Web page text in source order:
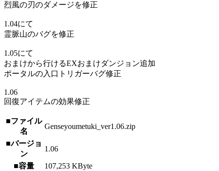
烈風の刃のダメージを修正
1.04にて
霊脈山のバグを修正
1.05にて
おまけから行けるEXおまけダンジョン追加
ポータルの入口トリガーバグ修正
1.06
回復アイテムの効果修正
■ファイル
名
Genseyoumetuki_ver1.06.zip
■バージョ
ン
1.06
■容量
107,253 KByte